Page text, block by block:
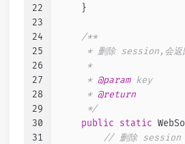
22
23
24
25
26
27
28
29
30
31
    }
/**
* 删除 session,会返
     *
     *
@param key
     *
@return
     */
public
static
// 删除 session